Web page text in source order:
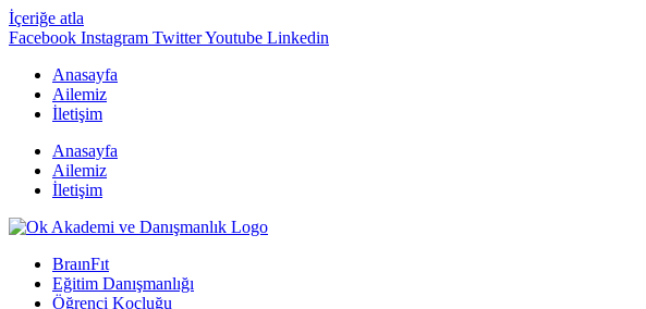
İçeriğe atla
Facebook Instagram TwitterYoutube Linkedin
Anasayfa
Ailemiz
İletişim
Anasayfa
Ailemiz
İletişim
BraınFıt
Eğitim Danışmanlığı
Öğrenci Koçluğu